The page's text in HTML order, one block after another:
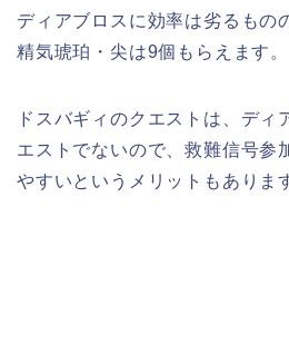
ディアブロスに効率は劣るもの
精気琥珀・尖は9個もらえます。
ドスバギィのクエストは、ディ
エストでないので、救難信号参
やすいというメリットもありま